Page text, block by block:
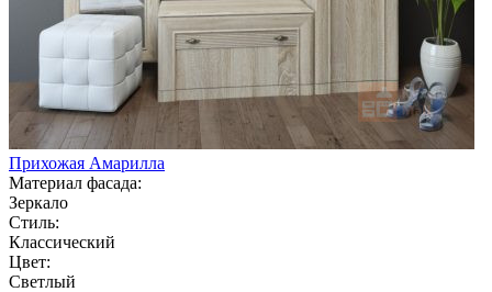
Прихожая Амарилла
Материал фасада:
Зеркало
Стиль:
Классический
Цвет:
Светлый